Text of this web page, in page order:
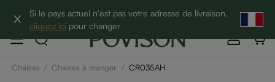
Si le pays actuel n'est pas votre adresse de livraison,
cliquez ici pour changer
10% de réduction sur 2 articles→
Chaises / Chaises à manger / CR035AH